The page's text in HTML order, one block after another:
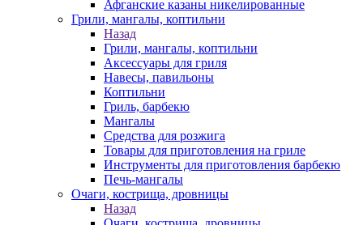
Афганские казаны никелированные
Грили, мангалы, коптильни
Назад
Грили, мангалы, коптильни
Аксессуары для гриля
Навесы, павильоны
Коптильни
Гриль, барбекю
Мангалы
Средства для розжига
Товары для приготовления на гриле
Инструменты для приготовления барбекю
Печь-мангалы
Очаги, кострища, дровницы
Назад